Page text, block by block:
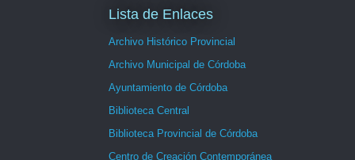
Lista de Enlaces
Archivo Histórico Provincial
Archivo Municipal de Córdoba
Ayuntamiento de Córdoba
Biblioteca Central
Biblioteca Provincial de Córdoba
Centro de Creación Contemporánea